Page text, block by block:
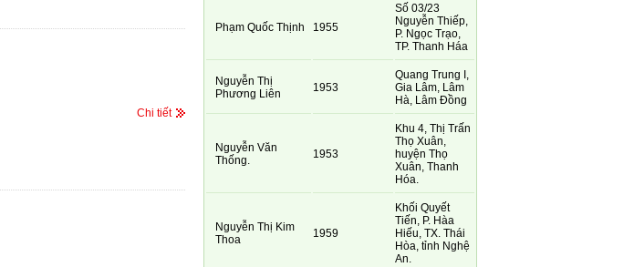
Chi tiết
Phạm Quốc Thịnh 1955
Số 03/23
Nguyễn Thiếp,
P. Ngọc Trạo,
TP. Thanh Háa
Nguyễn Thị
Phương Liên
1953
Quang Trung I,
Gia Lâm, Lâm
Hà, Lâm Đồng
Nguyễn Văn
Thống.
1953
Khu 4, Thị Trấn
Thọ Xuân,
huyện Thọ
Xuân, Thanh
Hóa.
Nguyễn Thị Kim
Thoa
1959
Khối Quyết
Tiến, P. Hàa
Hiếu, TX. Thái
Hòa, tỉnh Nghệ
An.